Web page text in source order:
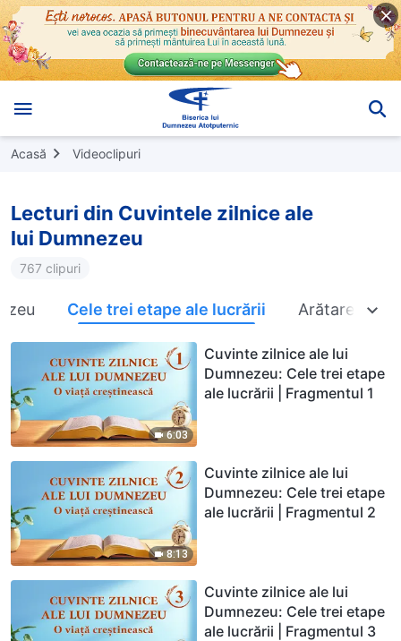
Acasă Videoclipuri
Lecturi din Cuvintele zilnice ale
lui Dumnezeu
767 clipuri
Cele trei etape ale lucrării Arătarea și
6:03
Cuvinte zilnice ale lui
Dumnezeu: Cele trei etape
ale lucrării | Fragmentul 1
8:13
Cuvinte zilnice ale lui
Dumnezeu: Cele trei etape
ale lucrării | Fragmentul 2
Cuvinte zilnice ale lui
Dumnezeu: Cele trei etape
ale lucrării | Fragmentul 3